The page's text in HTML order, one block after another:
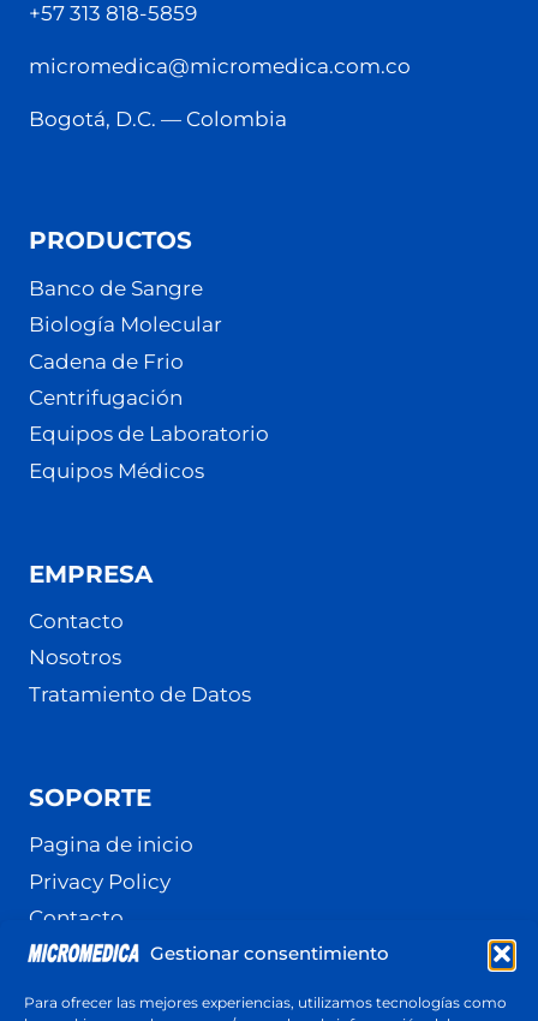
Gestionar consentimiento
Para ofrecer las mejores experiencias, utilizamos tecnologías como
+57 313 818-5859
micromedica@micromedica.com.co
Bogotá, D.C. — Colombia
PRODUCTOS
Banco de Sangre
Biología Molecular
Cadena de Frio
Centrifugación
Equipos de Laboratorio
Equipos Médicos
EMPRESA
Contacto
Nosotros
Tratamiento de Datos
SOPORTE
Pagina de inicio
Privacy Policy
Contacto
Terminos y Condiciones